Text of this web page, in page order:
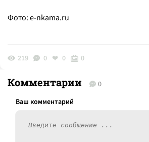
Фото: e-nkama.ru
219 0 0 0
Комментарии 0